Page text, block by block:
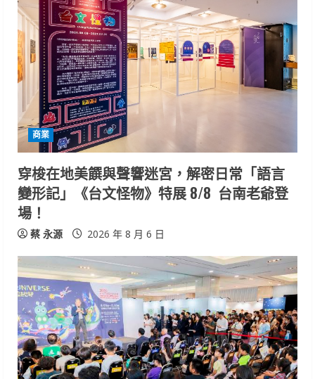
商業
穿梭在地美饌與聲響迷宮，解密日常「語言
變形記」《台文怪物》特展 8/8 台南老爺登
場！
蔡 永源 2026 年 8 月 6 日